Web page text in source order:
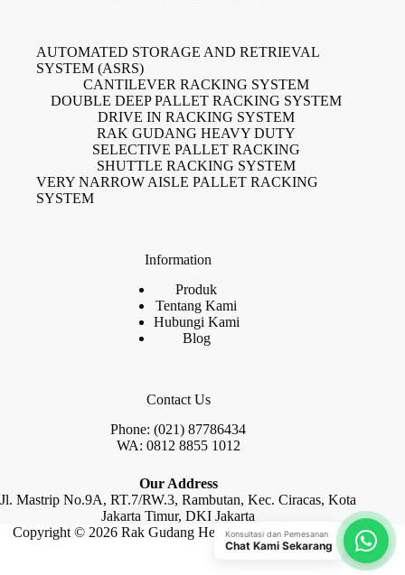
AUTOMATED STORAGE AND RETRIEVAL
SYSTEM (ASRS)
CANTILEVER RACKING SYSTEM
DOUBLE DEEP PALLET RACKING SYSTEM
DRIVE IN RACKING SYSTEM
RAK GUDANG HEAVY DUTY
SELECTIVE PALLET RACKING
SHUTTLE RACKING SYSTEM
VERY NARROW AISLE PALLET RACKING
SYSTEM
Information
Produk
Tentang Kami
Hubungi Kami
Blog
Contact Us
Phone: (021) 87786434
WA: 0812 8855 1012
Our Address
Jl. Mastrip No.9A, RT.7/RW.3, Rambutan, Kec. Ciracas, Kota
Jakarta Timur, DKI Jakarta
Copyright © 2026 Rak Gudang Heayy Duty by Raja Rak
Konsultasi dan Pemesanan
Chat Kami Sekarang